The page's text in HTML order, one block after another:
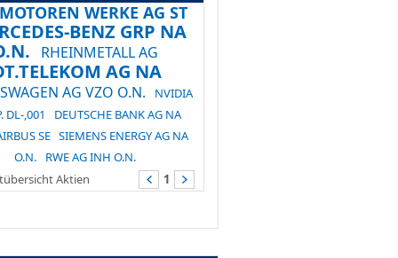
WERKE AG ST
BENZ GRP NA
RHEINMETALL AG
AG NA
AG VZO O.N.
NVIDIA
DL-,001
DEUTSCHE BANK AG NA
SE SIEMENS ENERGY AG NA
O.N.
RWE AG INH O.N.
Aktien
1